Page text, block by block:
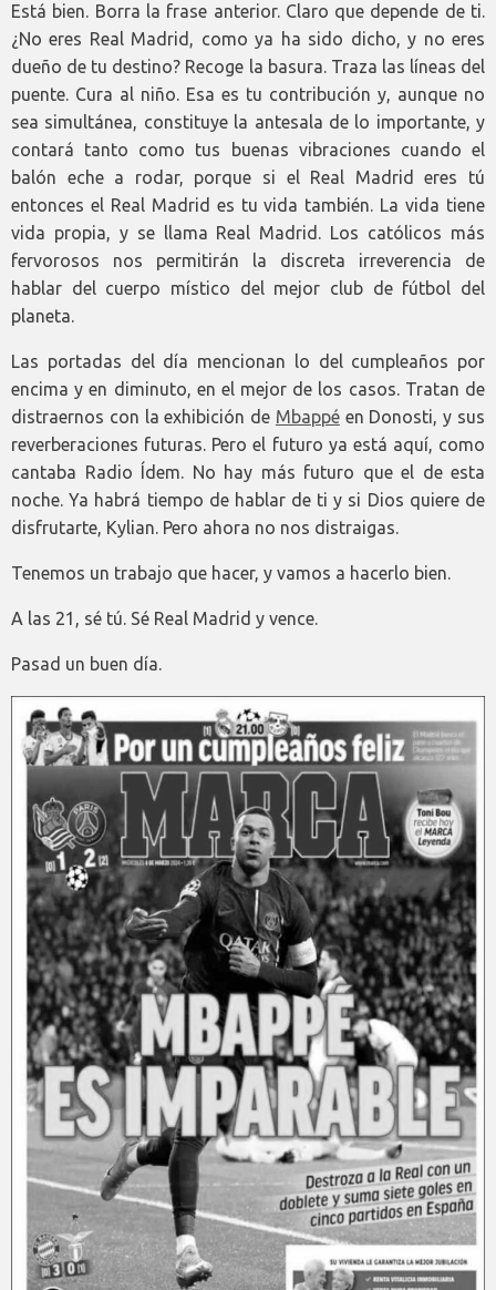
Está bien. Borra la frase anterior. Claro que depende de ti.
¿No eres Real Madrid, como ya ha sido dicho, y no eres
dueño de tu destino? Recoge la basura. Traza las líneas del
puente. Cura al niño. Esa es tu contribución y, aunque no
sea simultánea, constituye la antesala de lo importante, y
contará tanto como tus buenas vibraciones cuando el
balón eche a rodar, porque si el Real Madrid eres tú
entonces el Real Madrid es tu vida también. La vida tiene
vida propia, y se llama Real Madrid. Los católicos más
fervorosos nos permitirán la discreta irreverencia de
hablar del cuerpo místico del mejor club de fútbol del
planeta.
Las portadas del día mencionan lo del cumpleaños por
encima y en diminuto, en el mejor de los casos. Tratan de
distraernos con la exhibición de Mbappéen Donosti, y sus
reverberaciones futuras. Pero el futuro ya está aquí, como
cantaba Radio Ídem. No hay más futuro que el de esta
noche. Ya habrá tiempo de hablar de ti y si Dios quiere de
disfrutarte, Kylian. Pero ahora no nos distraigas.
Tenemos un trabajo que hacer, y vamos a hacerlo bien.
A las 21, sé tú. Sé Real Madrid y vence.
Pasad un buen día.